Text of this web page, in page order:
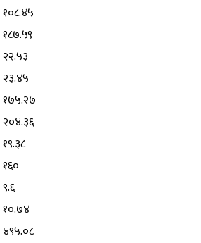
१०८.४५
१८७.५९
२२.५३
२३.४५
१७५.२७
२०४.३६
१९.३८
१६०
९.६
१०.७४
४९५.०८